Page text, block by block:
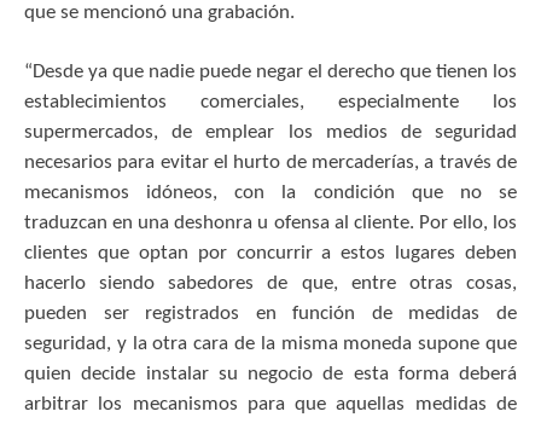
que se mencionó una grabación.
“Desde ya que nadie puede negar el derecho que tienen los
establecimientos comerciales, especialmente los
supermercados, de emplear los medios de seguridad
necesarios para evitar el hurto de mercaderías, a través de
mecanismos idóneos, con la condición que no se
traduzcan en una deshonra u ofensa al cliente. Por ello, los
clientes que optan por concurrir a estos lugares deben
hacerlo siendo sabedores de que, entre otras cosas,
pueden ser registrados en función de medidas de
seguridad, y la otra cara de la misma moneda supone que
quien decide instalar su negocio de esta forma deberá
arbitrar los mecanismos para que aquellas medidas de